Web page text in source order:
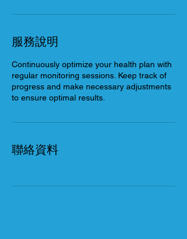
服務說明
Continuously optimize your health plan with
regular monitoring sessions. Keep track of
progress and make necessary adjustments
to ensure optimal results.
聯絡資料